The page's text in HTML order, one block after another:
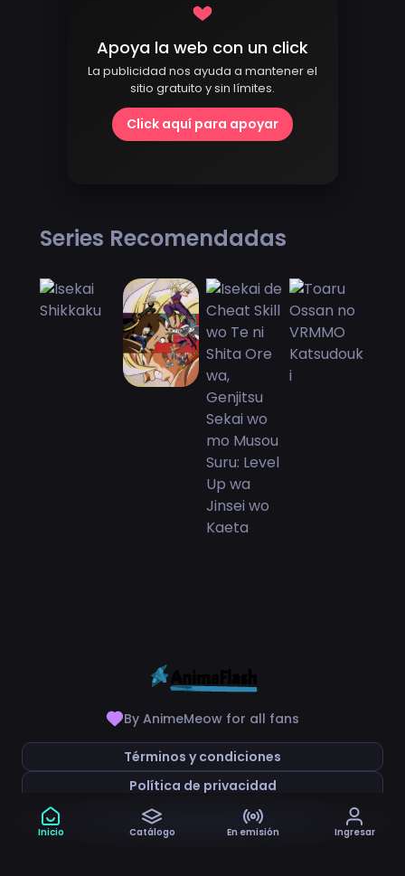
Apoya la web con un click
La publicidad nos ayuda a mantener el
sitio gratuito y sin límites.
Click aquí para apoyar
Series Recomendadas
By AnimeMeow for all fans
Términos y condiciones
Política de privacidad
Inicio Catálogo En emisión Ingresar